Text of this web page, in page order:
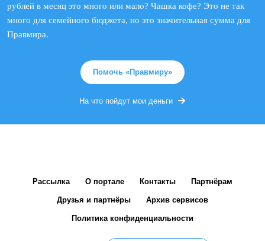
рублей в месяц это много или мало? Чашка кофе? Это не так
много для семейного бюджета, но это значительная сумма для
Правмира.
Помочь «Правмиру»
На что пойдут мои деньги
Рассылка О портале Контакты Партнёрам
Друзья и партнёры Архив сервисов
Политика конфиденциальности